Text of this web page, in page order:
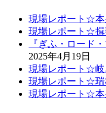
現場レポート☆
現場レポート☆
『ぎふ・ロード
2025年4月19日
現場レポート☆
現場レポート☆
現場レポート☆